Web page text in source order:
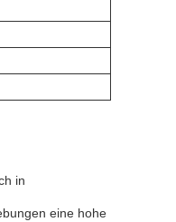
in
eine hohe